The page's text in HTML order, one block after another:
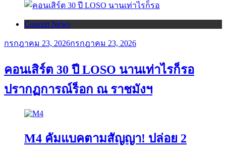
Concert News
กรกฎาคม 23, 2026กรกฎาคม 23, 2026
คอนเสิร์ต 30 ปี LOSO นานเท่าไรก็รอ
ปรากฏการณ์ร็อก ณ ราชมังฯ
M4 คัมแบคตามสัญญา! ปล่อย 2